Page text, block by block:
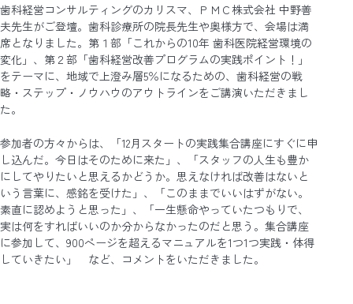
歯科経営コンサルティングのカリスマ、ＰＭＣ株式会社 中野善
夫先生がご登壇。歯科診療所の院長先生や奥様方で、会場は満
席となりました。第１部「これからの10年 歯科医院経営環境の
変化」、第２部「歯科経営改善プログラムの実践ポイント！」
をテーマに、地域で上澄み層5％になるための、歯科経営の戦
略・ステップ・ノウハウのアウトラインをご講演いただきまし
た。
参加者の方々からは、「12月スタートの実践集合講座にすぐに申
し込んだ。今日はそのために来た」、「スタッフの人生も豊か
にしてやりたいと思えるかどうか。思えなければ改善はないと
いう言葉に、感銘を受けた」、「このままでいいはずがない。
素直に認めようと思った」、「一生懸命やっていたつもりで、
実は何をすればいいのか分からなかったのだと思う。集合講座
に参加して、900ページを超えるマニュアルを1つ1つ実践・体得
していきたい」 など、コメントをいただきました。